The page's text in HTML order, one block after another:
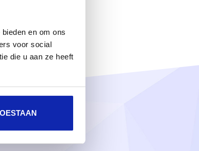
en om ons
voor social
die u aan ze heeft